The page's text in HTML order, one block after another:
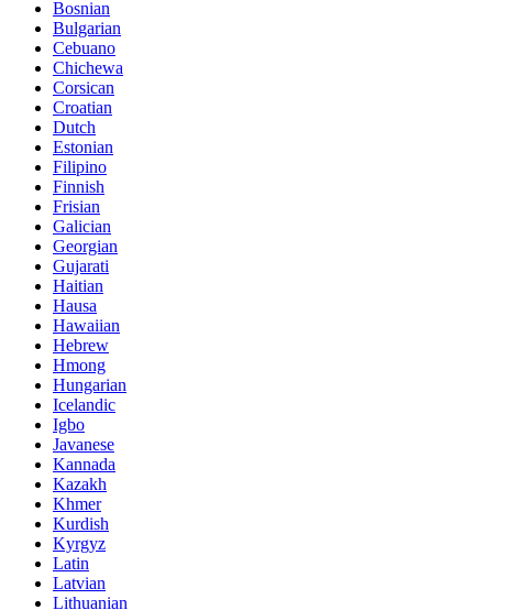
Bosnian
Bulgarian
Cebuano
Chichewa
Corsican
Croatian
Dutch
Estonian
Filipino
Finnish
Frisian
Galician
Georgian
Gujarati
Haitian
Hausa
Hawaiian
Hebrew
Hmong
Hungarian
Icelandic
Igbo
Javanese
Kannada
Kazakh
Khmer
Kurdish
Kyrgyz
Latin
Latvian
Lithuanian